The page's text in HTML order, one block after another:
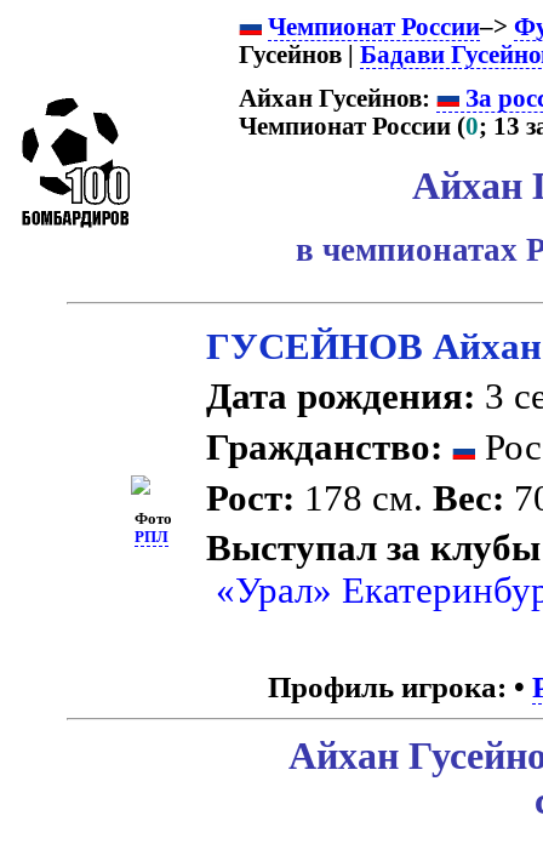
Чемпионат России–>
Гусейнов |Бадави
Айхан Гусейнов:
За
Чемпионат России (0; 13
Айхан
в чемпионатах
Фото
РПЛ
ГУСЕЙНОВ Айхан
Дата рождения: 3
Гражданство:
Рост: 178 см.Вес:
Выступал за
«Урал»
Профиль игрока: •
Айхан